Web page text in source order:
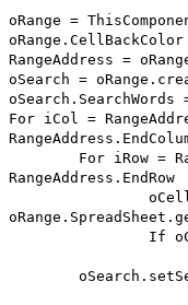
oRange =
RangeAddress =
oSearch =
oSearch.SearchWords
For iCol =
For iRow =
RangeAddress.EndRow
If